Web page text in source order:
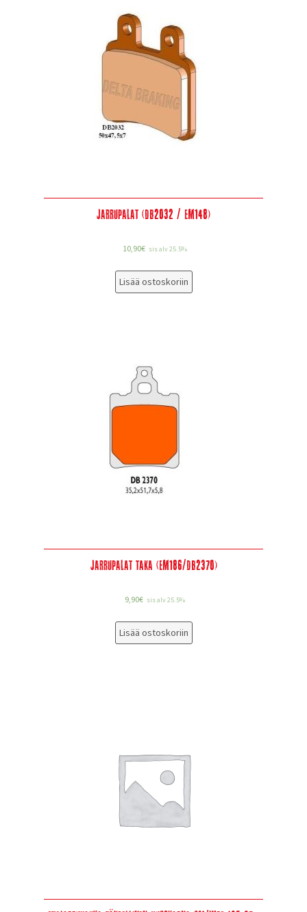
Jarrupalat (DB2032 / EM148)
10,90€ sis alv 25.5%
Lisää ostoskoriin
Jarrupalat taka (EM186/DB2370)
9,90€ sis alv 25.5%
Lisää ostoskoriin